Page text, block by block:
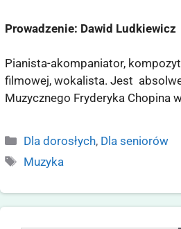
Prowadzenie: Dawid Ludkiewicz
Pianista-akompaniator,
filmowej, wokalista. Jest
Muzycznego Fryderyka Chopina
Dla dorosłych, Dla seniorów
Muzyka